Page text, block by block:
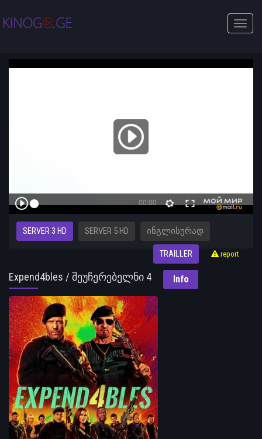
Toggle
SERVER 3 HD SERVER 5 HD ᲘᲜᲒᲚᲘᲡᲣᲠᲐᲓ
TRAILLER report
Expend4bles / შეუჩერებელნი 4 Info